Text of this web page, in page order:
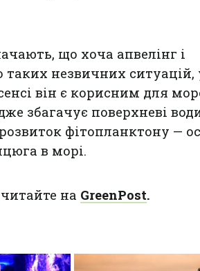
що хоча апвелінг і
таких незвичних ситуацій,
він є корисним для
збагачує поверхневі
фітопланктону —
в морі.
на GreenPost.